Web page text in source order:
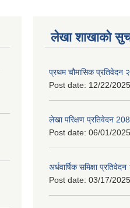
लेखा शाखाको
प्रथम चौमासिक प्रतिवेदन
Post date: 12/22/
लेखा परिक्षण प्रतिवेदन
Post date: 06/01/
अर्धवार्षिक समिक्षा
Post date: 03/17/